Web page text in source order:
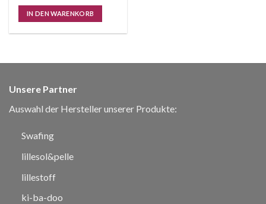
IN DEN WARENKORB
Unsere Partner
Auswahl der Hersteller unserer Produkte:
Swafing
lillesol&pelle
lillestoff
ki-ba-doo